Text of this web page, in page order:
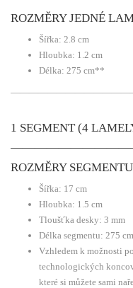
ROZMĚRY JEDNÉ
Šířka: 2.8 cm
Hloubka: 1.2 cm
Délka: 275 cm**
1 SEGMENT (4
ROZMĚRY SEGMENTU
Šířka: 17 cm
Hloubka: 1.5 cm
Tloušťka desky: 3 mm
Délka segmentu: 275
Vzhledem k možnosti
technologických
které si můžete sami